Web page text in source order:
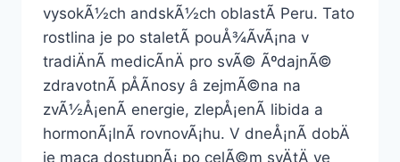
vysokÃ½ch andskÃ½ch oblastÃ­ Peru. Tato
rostlina je po staletÃ­ pouÅ¾Ã­vÃ¡na v
tradiÄnÃ­ medicÃ­nÄ pro svÃ© ÃºdajnÃ©
zdravotnÃ­ pÅÃ­nosy â zejmÃ©na na
zvÃ½Å¡enÃ­ energie, zlepÅ¡enÃ­ libida a
hormonÃ¡lnÃ­ rovnovÃ¡hu. V dneÅ¡nÃ­ dobÄ
je maca dostupnÃ¡ po celÃ©m svÄtÄ ve